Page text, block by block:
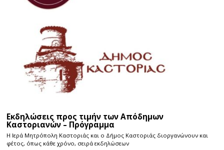
Εκδηλώσεις προς τιμήν των Απόδημων
Καστοριανών – Πρόγραμμα
Η Ιερά Μητρόπολη Καστοριάς και ο Δήμος Καστοριάς διοργανώνουν και
φέτος, όπως κάθε χρόνο, σειρά εκδηλώσεων